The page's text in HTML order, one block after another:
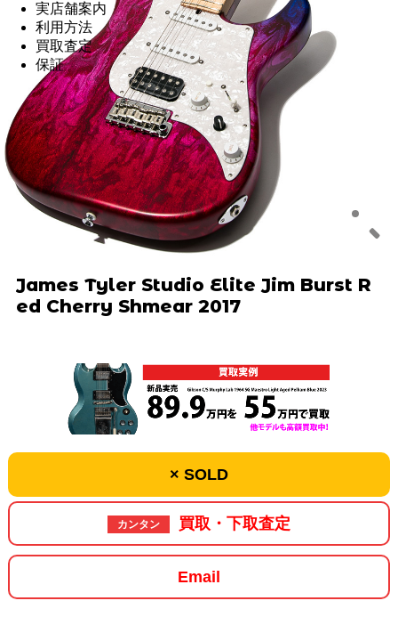
実店舗案内
利用方法
買取査定
保証
James Tyler Studio Elite Jim Burst R
ed Cherry Shmear 2017
× SOLD
カンタン 買取・下取査定
Email